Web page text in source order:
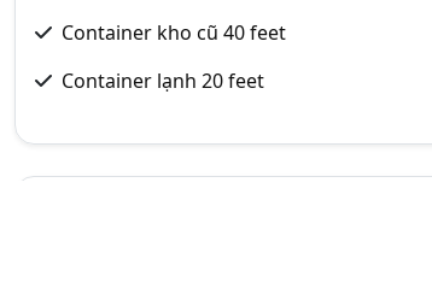
Container kho cũ 40 feet
Container lạnh 20 feet